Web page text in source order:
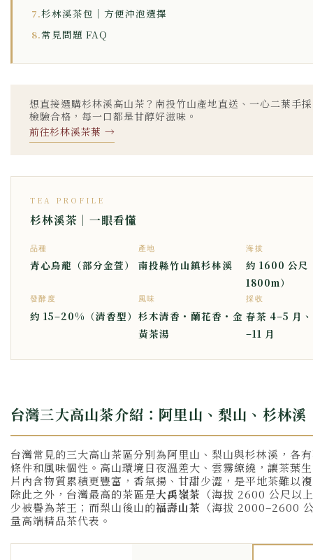
7.杉林溪茶包｜方便沖泡選擇
8.常見問題 FAQ
想直接選購杉林溪高山茶？南投竹山產地直送、一心二葉手
檢驗合格，每一口都是甘醇好滋味。
前往杉林溪茶葉 →
TEA PROFILE
杉林溪茶｜一眼看懂
品種
青心烏龍（部分金萱）
產地
南投縣竹山鎮杉林溪
海拔
約 1600 公尺
1800m）
發酵度
約 15–20%（清香型）
風味
杉木清香・蘭花香・金
黃茶湯
採收
春茶 4–5 月
–11 月
台灣三大高山茶介紹：阿里山、梨山、杉林溪
台灣常見的三大高山茶區分別為阿里山、梨山與杉林溪，各
條件和風味個性。高山環境日夜溫差大、雲霧繚繞，讓茶葉
片內含物質累積更豐富，香氣揚、甘甜少澀，是平地茶難以
除此之外，台灣最高的茶區是大禹嶺茶 （海拔 2600 公尺以
少被譽為茶王；而梨山後山的福壽山茶 （海拔 2000–2600
量高端精品茶代表。